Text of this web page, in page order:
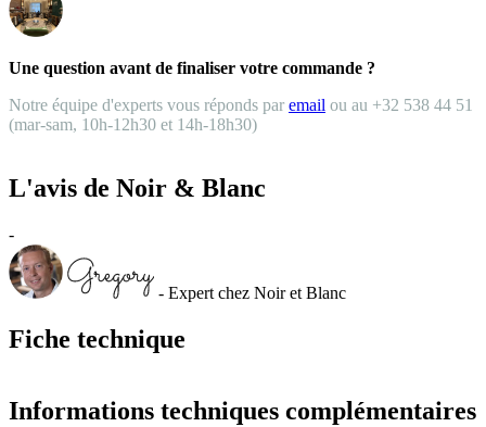
Une question avant de finaliser votre commande ?
Notre équipe d'experts vous réponds par email ou au +32 538 44 51
(mar-sam, 10h-12h30 et 14h-18h30)
Fiche technique
Informations techniques complémentaires
L'avis de Noir & Blanc
-
- Expert chez Noir et Blanc